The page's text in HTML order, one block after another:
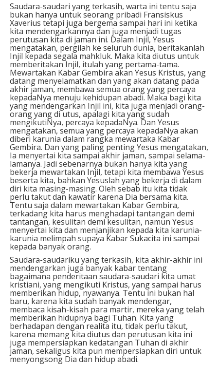
Saudara-saudari yang terkasih, warta ini tentu saja
bukan hanya untuk seorang pribadi Fransiskus
Xaverius tetapi juga bergema sampai hari ini ketika
kita mendengarkannya dan juga menjadi tugas
perutusan kita di jaman ini. Dalam Injil, Yesus
mengatakan, pergilah ke seluruh dunia, beritakanlah
Injil kepada segala mahkluk. Maka kita diutus untuk
memberitakan Injil, itulah yang pertama-tama.
Mewartakan Kabar Gembira akan Yesus Kristus, yang
datang menyelamatkan dan yang akan datang pada
akhir jaman, membawa semua orang yang percaya
kepadaNya menuju kehidupan abadi. Maka bagi kita
yang mendengarkan Injil ini, kita juga menjadi orang-
orang yang di utus, apalagi kita yang sudah
mengikutiNya, percaya kepadaNya. Dan Yesus
mengatakan, semua yang percaya kepadaNya akan
diberi karunia dalam rangka mewartaka Kabar
Gembira. Dan yang paling penting Yesus mengatakan,
Ia menyertai kita sampai akhir jaman, sampai selama-
lamanya. Jadi sebenarnya bukan hanya kita yang
bekerja mewartakan Injil, tetapi kita membawa Yesus
beserta kita, bahkan Yesuslah yang bekerja di dalam
diri kita masing-masing. Oleh sebab itu kita tidak
perlu takut dan kawatir karena Dia bersama kita.
Tentu saja dalam mewartakan Kabar Gembira,
terkadang kita harus menghadapi tantangan demi
tantangan, kesulitan demi kesulitan, namun Yesus
menyertai kita dan menjanjikan kepada kita karunia-
karunia melimpah supaya Kabar Sukacita ini sampai
kepada banyak orang.
Saudara-saudariku yang terkasih, kita akhir-akhir ini
mendengarkan juga banyak kabar tentang
bagaimana penderitaan saudara-saudari kita umat
kristiani, yang mengikuti Kristus, yang sampai harus
memberikan hidup, nyawanya. Tentu ini bukan hal
baru, karena kita sudah banyak mendengar,
membaca kisah-kisah para martir, mereka yang telah
memberikan hidupnya bagi Tuhan. Kita yang
berhadapan dengan realita itu, tidak perlu takut,
karena memang kita diutus dan perutusan kita ini
juga mempersiapkan kedatangan Tuhan di akhir
jaman, sekaligus kita pun mempersiapkan diri untuk
menyongsong Dia dan hidup abadi.